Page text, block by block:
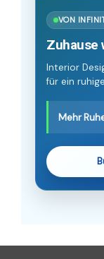
VON
Zuhause
Interior
für ein
Mehr